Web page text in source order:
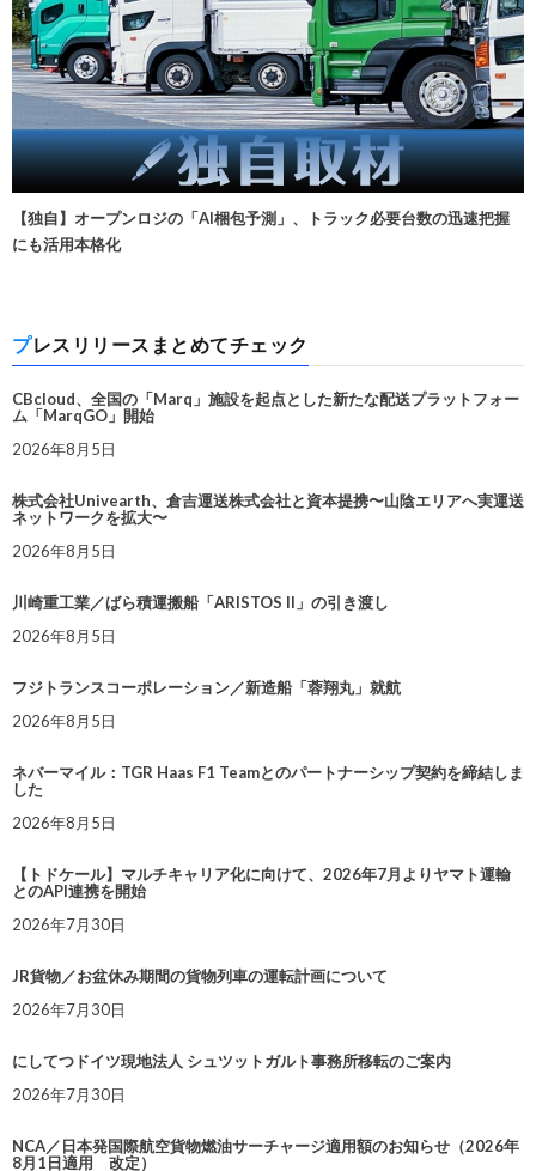
【独自】オープンロジの「AI梱包予測」、トラック必要台数の迅速把握
にも活用本格化
プレスリリースまとめてチェック
CBcloud、全国の「Marq」施設を起点とした新たな配送プラットフォー
ム「MarqGO」開始
2026年8月5日
株式会社Univearth、倉吉運送株式会社と資本提携〜山陰エリアへ実運送
ネットワークを拡大〜
2026年8月5日
川崎重工業／ばら積運搬船「ARISTOS II」の引き渡し
2026年8月5日
フジトランスコーポレーション／新造船「蓉翔丸」就航
2026年8月5日
ネバーマイル：TGR Haas F1 Teamとのパートナーシップ契約を締結しま
した
2026年8月5日
【トドケール】マルチキャリア化に向けて、2026年7月よりヤマト運輸
とのAPI連携を開始
2026年7月30日
JR貨物／お盆休み期間の貨物列車の運転計画について
2026年7月30日
にしてつドイツ現地法人 シュツットガルト事務所移転のご案内
2026年7月30日
NCA／日本発国際航空貨物燃油サーチャージ適用額のお知らせ（2026年
8月1日適用 改定）